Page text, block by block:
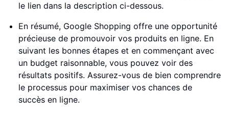
le lien dans la description ci-dessous.
En résumé, Google Shopping offre une opportunité
précieuse de promouvoir vos produits en ligne. En
suivant les bonnes étapes et en commençant avec
un budget raisonnable, vous pouvez voir des
résultats positifs. Assurez-vous de bien comprendre
le processus pour maximiser vos chances de
succès en ligne.